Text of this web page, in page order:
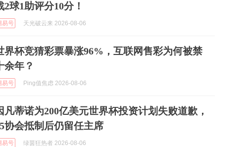
2球1助评分10分！
易号 天光破云来 2026-08-06
界杯竞猜彩票暴涨96%，互联网售彩为何被禁
余年？
易号 Ping值焦虑 2026-08-06
凡蒂诺为200亿美元世界杯投资计划失败道歉，
协会抵制后仍留任主席
易号 绿茵狂热者 2026-08-06